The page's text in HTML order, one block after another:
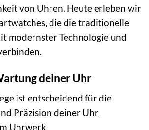
von Uhren. Heute erleben wir
die die traditionelle
modernster Technologie und
deiner Uhr
ist entscheidend für die
Präzision deiner Uhr,
Uhrwerk.